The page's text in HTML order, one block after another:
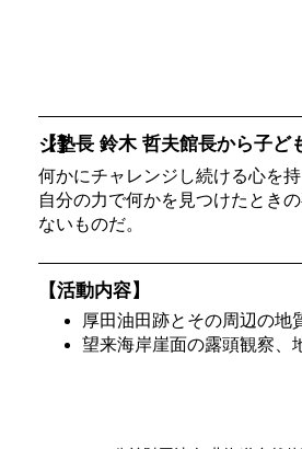
【塾長 鈴木 哲夫館長から子ども達へのメッセージ】
何かにチャレンジし続ける心を持
自分の力で何かを見つけたとき
ないものだ。
【活動内容】
厚田油田跡とその周辺の地
望来海岸崖面の露頭観察、